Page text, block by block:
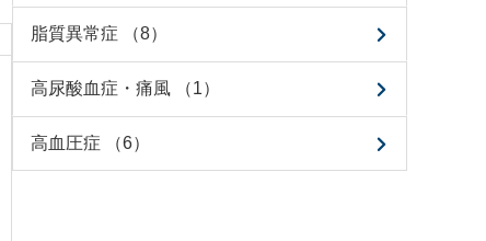
脂質異常症 （8）
高尿酸血症・痛風 （1）
高血圧症 （6）